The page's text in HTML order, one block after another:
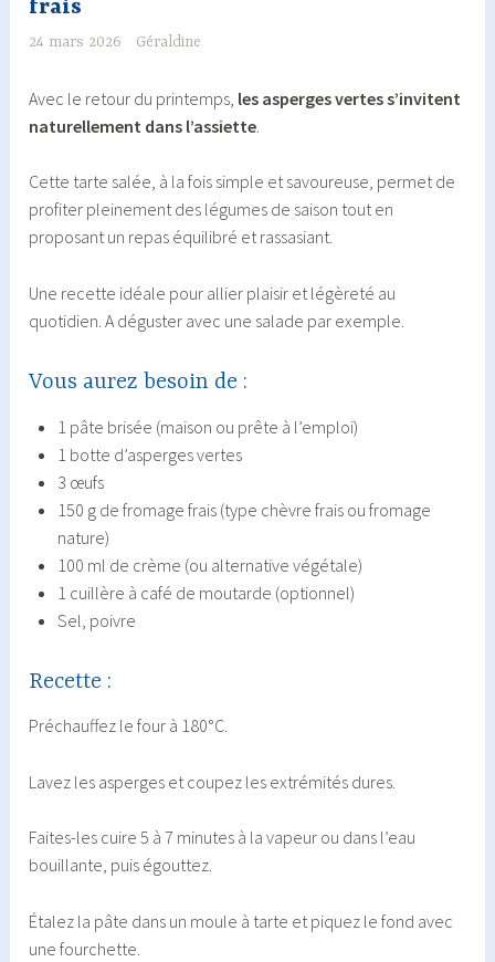
frais
24 mars 2026 Géraldine
Avec le retour du printemps, les asperges vertes s’invitent
naturellement dans l’assiette
Cette tarte salée, à la fois simple et savoureuse, permet de
profiter pleinement des légumes de saison tout en
proposant un repas équilibré et rassasiant.
Une recette idéale pour allier plaisir et légèreté au
quotidien. A déguster avec une salade par exemple.
Vous aurez besoin de :
1 pâte brisée (maison ou prête à l’emploi)
1 botte d’asperges vertes
3 œufs
150 g de fromage frais (type chèvre frais ou fromage
nature)
100 ml de crème (ou alternative végétale)
1 cuillère à café de moutarde (optionnel)
Sel, poivre
Recette :
Préchauffez le four à 180°C.
Lavez les asperges et coupez les extrémités dures.
Faites-les cuire 5 à 7 minutes à la vapeur ou dans l’eau
bouillante, puis égouttez.
Étalez la pâte dans un moule à tarte et piquez le fond avec
une fourchette.